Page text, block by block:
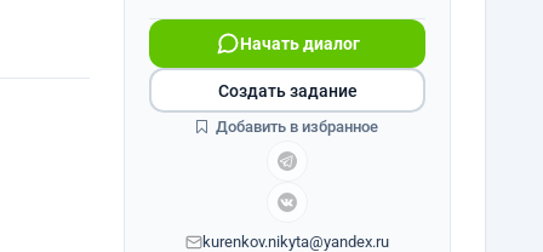
Начать диалог
kurenkov.nikyta@yandex.ru
Создать задание
Добавить в избранное